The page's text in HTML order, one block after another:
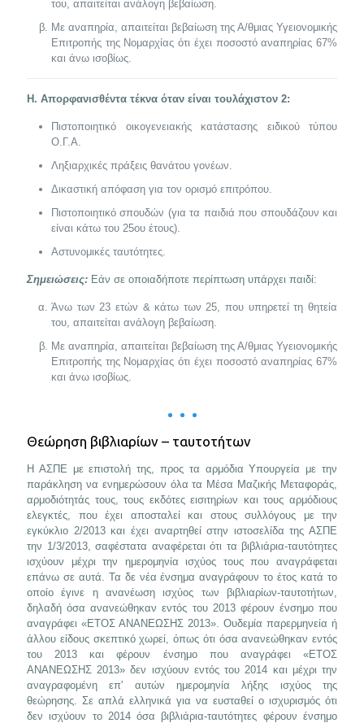
του, απαιτείται ανάλογη βεβαίωση.
Με αναπηρία, απαιτείται βεβαίωση της Α/θμιας Υγειονομικής
Επιτροπής της Νομαρχίας ότι έχει ποσοστό αναπηρίας 67%
και άνω ισοβίως.
Η. Απορφανισθέντα τέκνα όταν είναι τουλάχιστον 2:
Πιστοποιητικό οικογενειακής κατάστασης ειδικού τύπου
Ο.Γ.Α.
Ληξιαρχικές πράξεις θανάτου γονέων.
Δικαστική απόφαση για τον ορισμό επιτρόπου.
Πιστοποιητικό σπουδών (για τα παιδιά που σπουδάζουν και
είναι κάτω του 25ου έτους).
Αστυνομικές ταυτότητες.
Σημειώσεις: Εάν σε οποιαδήποτε περίπτωση υπάρχει παιδί:
Άνω των 23 ετών & κάτω των 25, που υπηρετεί τη θητεία
του, απαιτείται ανάλογη βεβαίωση.
Με αναπηρία, απαιτείται βεβαίωση της Α/θμιας Υγειονομικής
Επιτροπής της Νομαρχίας ότι έχει ποσοστό αναπηρίας 67%
και άνω ισοβίως.
Θεώρηση βιβλιαρίων – ταυτοτήτων
Η ΑΣΠΕ με επιστολή της, προς τα αρμόδια Υπουργεία με την
παράκληση να ενημερώσουν όλα τα Μέσα Μαζικής Μεταφοράς,
αρμοδιότητάς τους, τους εκδότες εισιτηρίων και τους αρμόδιους
ελεγκτές, που έχει αποσταλεί και στους συλλόγους με την
εγκύκλιο 2/2013 και έχει αναρτηθεί στην ιστοσελίδα της ΑΣΠΕ
την 1/3/2013, σαφέστατα αναφέρεται ότι τα βιβλιάρια-ταυτότητες
ισχύουν μέχρι την ημερομηνία ισχύος τους που αναγράφεται
επάνω σε αυτά. Τα δε νέα ένσημα αναγράφουν το έτος κατά το
οποίο έγινε η ανανέωση ισχύος των βιβλιαρίων-ταυτοτήτων,
δηλαδή όσα ανανεώθηκαν εντός του 2013 φέρουν ένσημο που
αναγράφει «ΕΤΟΣ ΑΝΑΝΕΩΣΗΣ 2013». Ουδεμία παρερμηνεία ή
άλλου είδους σκεπτικό χωρεί, όπως ότι όσα ανανεώθηκαν εντός
του 2013 και φέρουν ένσημο που αναγράφει «ΕΤΟΣ
ΑΝΑΝΕΩΣΗΣ 2013» δεν ισχύουν εντός του 2014 και μέχρι την
αναγραφομένη επ' αυτών ημερομηνία λήξης ισχύος της
θεώρησης. Σε απλά ελληνικά για να ευσταθεί ο ισχυρισμός ότι
δεν ισχύουν το 2014 όσα βιβλιάρια-ταυτότητες φέρουν ένσημο